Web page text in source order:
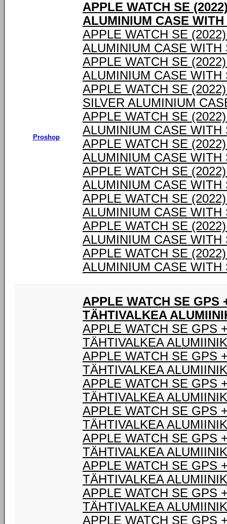
Proshop
APPLE WATCH SE
ALUMINIUM CASE
APPLE WATCH SE
ALUMINIUM CASE WITH
APPLE WATCH SE
ALUMINIUM CASE WITH
APPLE WATCH SE
SILVER ALUMINIUM
APPLE WATCH SE
ALUMINIUM CASE WITH
APPLE WATCH SE
ALUMINIUM CASE WITH
APPLE WATCH SE
ALUMINIUM CASE WITH
APPLE WATCH SE
ALUMINIUM CASE WITH
APPLE WATCH SE
ALUMINIUM CASE WITH
APPLE WATCH SE
ALUMINIUM CASE WITH
APPLE WATCH SE GPS
TÄHTIVALKEA
APPLE WATCH SE GPS
TÄHTIVALKEA
APPLE WATCH SE GPS
TÄHTIVALKEA
APPLE WATCH SE GPS
TÄHTIVALKEA
APPLE WATCH SE GPS
TÄHTIVALKEA
APPLE WATCH SE GPS
TÄHTIVALKEA
APPLE WATCH SE GPS
TÄHTIVALKEA
APPLE WATCH SE GPS
TÄHTIVALKEA
APPLE WATCH SE GPS